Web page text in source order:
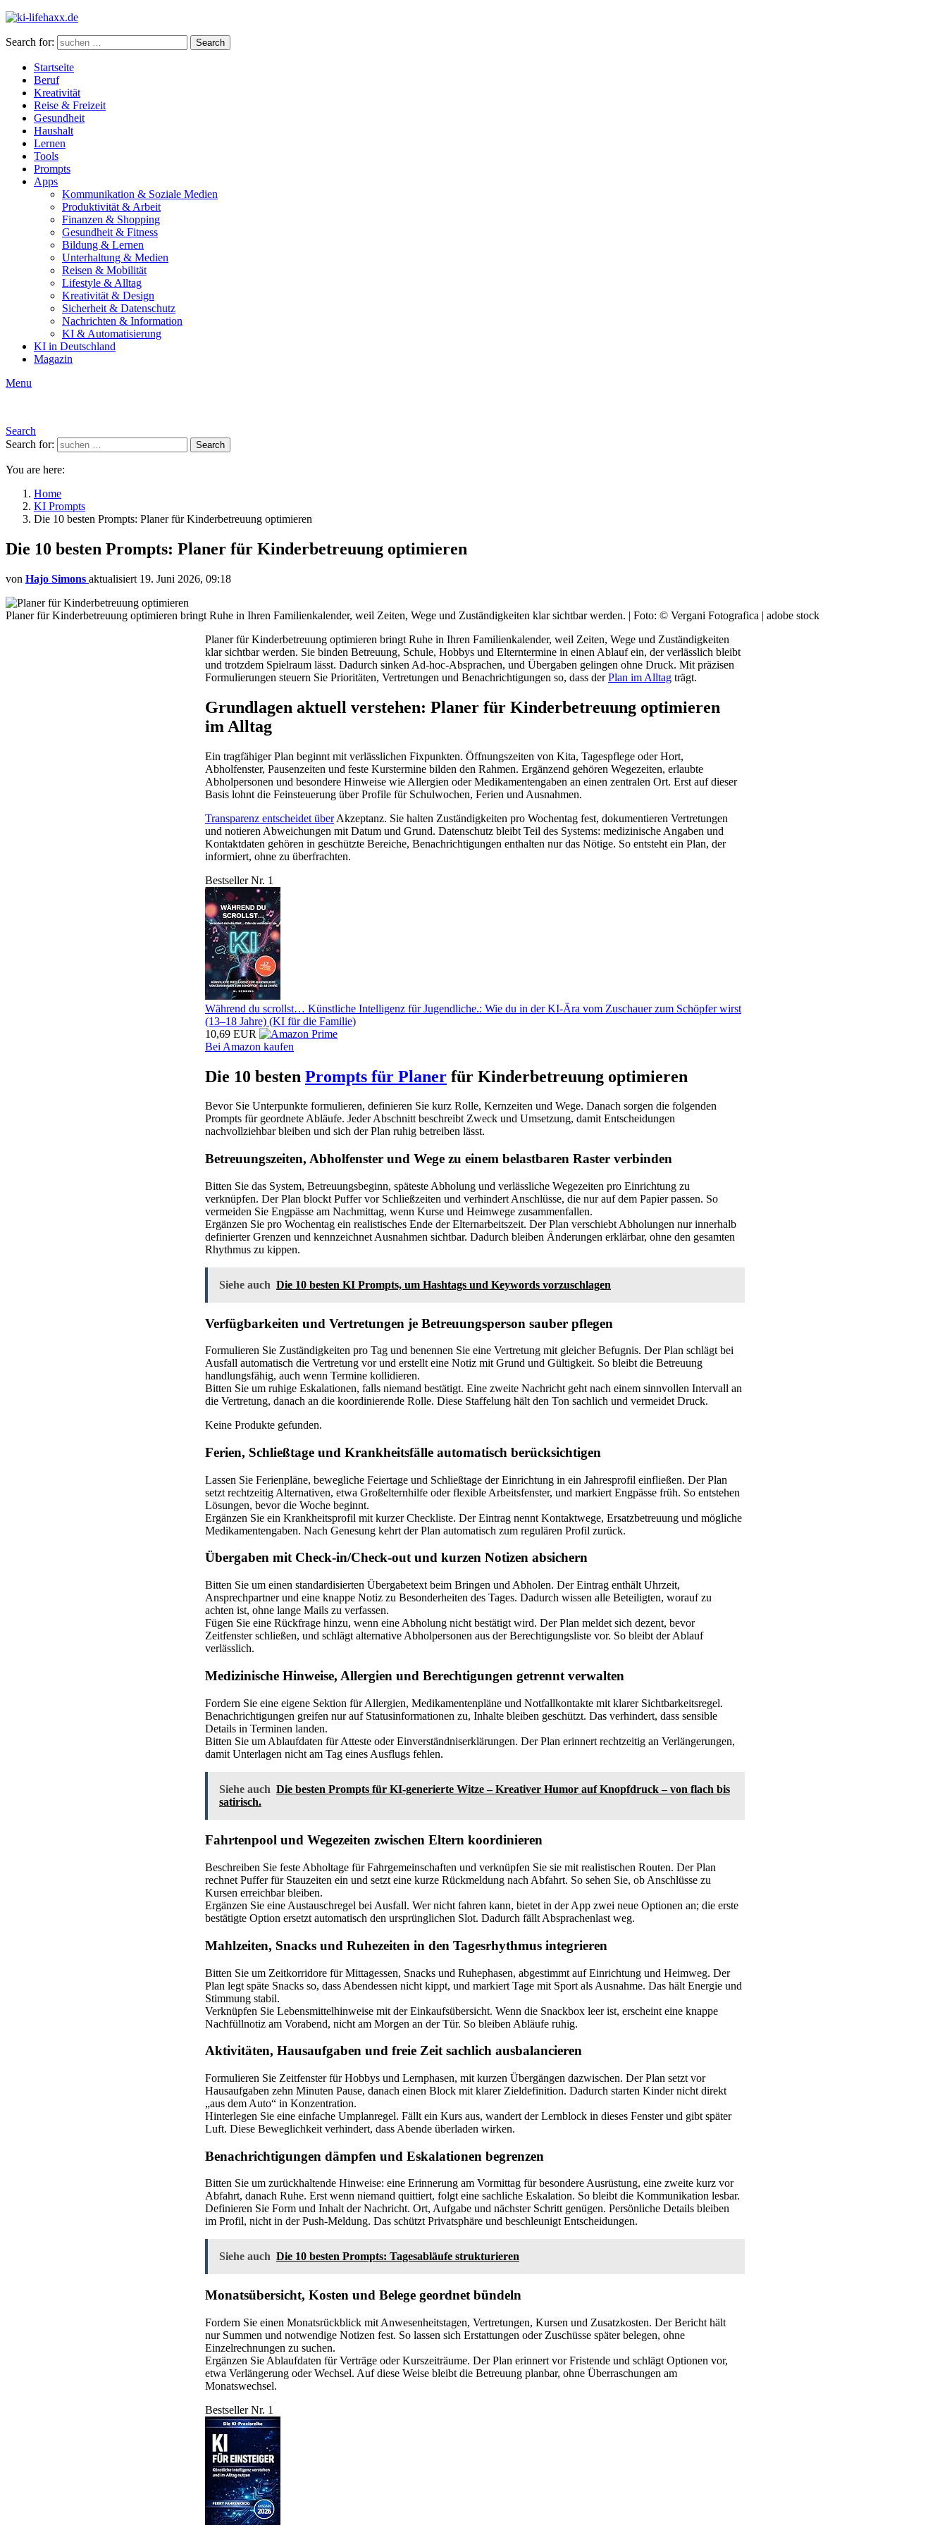
Search for: Search
Startseite
Beruf
Kreativität
Reise & Freizeit
Gesundheit
Haushalt
Lernen
Tools
Prompts
Apps
Kommunikation & Soziale Medien
Produktivität & Arbeit
Finanzen & Shopping
Gesundheit & Fitness
Bildung & Lernen
Unterhaltung & Medien
Reisen & Mobilität
Lifestyle & Alltag
Kreativität & Design
Sicherheit & Datenschutz
Nachrichten & Information
KI & Automatisierung
KI in Deutschland
Magazin
Menu
Search
Search for:
Search
You are here:
Home
KI Prompts
Die 10 besten Prompts: Planer für Kinderbetreuung optimieren
Die 10 besten Prompts: Planer für Kinderbetreuung optimieren
von Hajo Simons aktualisiert 19. Juni 2026, 09:18
Planer für Kinderbetreuung optimieren bringt Ruhe in Ihren Familienkalender, weil Zeiten, Wege und Zuständigkeiten klar sichtbar werden. | Foto: © Vergani Fotografica | adobe stock
Planer für Kinderbetreuung optimieren bringt Ruhe in Ihren Familienkalender, weil Zeiten, Wege und Zuständigkeiten
klar sichtbar werden. Sie binden Betreuung, Schule, Hobbys und Elterntermine in einen Ablauf ein, der verlässlich bleibt
und trotzdem Spielraum lässt. Dadurch sinken Ad-hoc-Absprachen, und Übergaben gelingen ohne Druck. Mit präzisen
Formulierungen steuern Sie Prioritäten, Vertretungen und Benachrichtigungen so, dass derPlan im Alltag trägt.
Grundlagen aktuell verstehen: Planer für Kinderbetreuung optimieren
im Alltag
Ein tragfähiger Plan beginnt mit verlässlichen Fixpunkten. Öffnungszeiten von Kita, Tagespflege oder Hort,
Abholfenster, Pausenzeiten und feste Kurstermine bilden den Rahmen. Ergänzend gehören Wegezeiten, erlaubte
Abholpersonen und besondere Hinweise wie Allergien oder Medikamentengaben an einen zentralen Ort. Erst auf dieser
Basis lohnt die Feinsteuerung über Profile für Schulwochen, Ferien und Ausnahmen.
Transparenz entscheidet überAkzeptanz. Sie halten Zuständigkeiten pro Wochentag fest, dokumentieren Vertretungen
und notieren Abweichungen mit Datum und Grund. Datenschutz bleibt Teil des Systems: medizinische Angaben und
Kontaktdaten gehören in geschützte Bereiche, Benachrichtigungen enthalten nur das Nötige. So entsteht ein Plan, der
informiert, ohne zu überfrachten.
Bestseller Nr. 1
Während du scrollst… Künstliche Intelligenz für Jugendliche.: Wie du in der KI-Ära vom Zuschauer zum Schöpfer wirst
(13–18 Jahre) (KI für die Familie)
10,69 EUR
Bei Amazon kaufen
Die 10 besten Prompts für Planer für Kinderbetreuung optimieren
Bevor Sie Unterpunkte formulieren, definieren Sie kurz Rolle, Kernzeiten und Wege. Danach sorgen die folgenden
Prompts für geordnete Abläufe. Jeder Abschnitt beschreibt Zweck und Umsetzung, damit Entscheidungen
nachvollziehbar bleiben und sich der Plan ruhig betreiben lässt.
Betreuungszeiten, Abholfenster und Wege zu einem belastbaren Raster verbinden
Bitten Sie das System, Betreuungsbeginn, späteste Abholung und verlässliche Wegezeiten pro Einrichtung zu
verknüpfen. Der Plan blockt Puffer vor Schließzeiten und verhindert Anschlüsse, die nur auf dem Papier passen. So
vermeiden Sie Engpässe am Nachmittag, wenn Kurse und Heimwege zusammenfallen.
Ergänzen Sie pro Wochentag ein realistisches Ende der Elternarbeitszeit. Der Plan verschiebt Abholungen nur innerhalb
definierter Grenzen und kennzeichnet Ausnahmen sichtbar. Dadurch bleiben Änderungen erklärbar, ohne den gesamten
Rhythmus zu kippen.
Siehe auch Die 10 besten KI Prompts, um Hashtags und Keywords vorzuschlagen
Verfügbarkeiten und Vertretungen je Betreuungsperson sauber pflegen
Formulieren Sie Zuständigkeiten pro Tag und benennen Sie eine Vertretung mit gleicher Befugnis. Der Plan schlägt bei
Ausfall automatisch die Vertretung vor und erstellt eine Notiz mit Grund und Gültigkeit. So bleibt die Betreuung
handlungsfähig, auch wenn Termine kollidieren.
Bitten Sie um ruhige Eskalationen, falls niemand bestätigt. Eine zweite Nachricht geht nach einem sinnvollen Intervall an
die Vertretung, danach an die koordinierende Rolle. Diese Staffelung hält den Ton sachlich und vermeidet Druck.
Keine Produkte gefunden.
Ferien, Schließtage und Krankheitsfälle automatisch berücksichtigen
Lassen Sie Ferienpläne, bewegliche Feiertage und Schließtage der Einrichtung in ein Jahresprofil einfließen. Der Plan
setzt rechtzeitig Alternativen, etwa Großelternhilfe oder flexible Arbeitsfenster, und markiert Engpässe früh. So entstehen
Lösungen, bevor die Woche beginnt.
Ergänzen Sie ein Krankheitsprofil mit kurzer Checkliste. Der Eintrag nennt Kontaktwege, Ersatzbetreuung und mögliche
Medikamentengaben. Nach Genesung kehrt der Plan automatisch zum regulären Profil zurück.
Übergaben mit Check-in/Check-out und kurzen Notizen absichern
Bitten Sie um einen standardisierten Übergabetext beim Bringen und Abholen. Der Eintrag enthält Uhrzeit,
Ansprechpartner und eine knappe Notiz zu Besonderheiten des Tages. Dadurch wissen alle Beteiligten, worauf zu
achten ist, ohne lange Mails zu verfassen.
Fügen Sie eine Rückfrage hinzu, wenn eine Abholung nicht bestätigt wird. Der Plan meldet sich dezent, bevor
Zeitfenster schließen, und schlägt alternative Abholpersonen aus der Berechtigungsliste vor. So bleibt der Ablauf
verlässlich.
Medizinische Hinweise, Allergien und Berechtigungen getrennt verwalten
Fordern Sie eine eigene Sektion für Allergien, Medikamentenpläne und Notfallkontakte mit klarer Sichtbarkeitsregel.
Benachrichtigungen greifen nur auf Statusinformationen zu, Inhalte bleiben geschützt. Das verhindert, dass sensible
Details in Terminen landen.
Bitten Sie um Ablaufdaten für Atteste oder Einverständniserklärungen. Der Plan erinnert rechtzeitig an Verlängerungen,
damit Unterlagen nicht am Tag eines Ausflugs fehlen.
Siehe auch Die besten Prompts für KI-generierte Witze – Kreativer Humor auf Knopfdruck – von flach bis
satirisch.
Fahrtenpool und Wegezeiten zwischen Eltern koordinieren
Beschreiben Sie feste Abholtage für Fahrgemeinschaften und verknüpfen Sie sie mit realistischen Routen. Der Plan
rechnet Puffer für Stauzeiten ein und setzt eine kurze Rückmeldung nach Abfahrt. So sehen Sie, ob Anschlüsse zu
Kursen erreichbar bleiben.
Ergänzen Sie eine Austauschregel bei Ausfall. Wer nicht fahren kann, bietet in der App zwei neue Optionen an; die erste
bestätigte Option ersetzt automatisch den ursprünglichen Slot. Dadurch fällt Absprachenlast weg.
Mahlzeiten, Snacks und Ruhezeiten in den Tagesrhythmus integrieren
Bitten Sie um Zeitkorridore für Mittagessen, Snacks und Ruhephasen, abgestimmt auf Einrichtung und Heimweg. Der
Plan legt späte Snacks so, dass Abendessen nicht kippt, und markiert Tage mit Sport als Ausnahme. Das hält Energie und
Stimmung stabil.
Verknüpfen Sie Lebensmittelhinweise mit der Einkaufsübersicht. Wenn die Snackbox leer ist, erscheint eine knappe
Nachfüllnotiz am Vorabend, nicht am Morgen an der Tür. So bleiben Abläufe ruhig.
Aktivitäten, Hausaufgaben und freie Zeit sachlich ausbalancieren
Formulieren Sie Zeitfenster für Hobbys und Lernphasen, mit kurzen Übergängen dazwischen. Der Plan setzt vor
Hausaufgaben zehn Minuten Pause, danach einen Block mit klarer Zieldefinition. Dadurch starten Kinder nicht direkt
„aus dem Auto“ in Konzentration.
Hinterlegen Sie eine einfache Umplanregel. Fällt ein Kurs aus, wandert der Lernblock in dieses Fenster und gibt später
Luft. Diese Beweglichkeit verhindert, dass Abende überladen wirken.
Benachrichtigungen dämpfen und Eskalationen begrenzen
Bitten Sie um zurückhaltende Hinweise: eine Erinnerung am Vormittag für besondere Ausrüstung, eine zweite kurz vor
Abfahrt, danach Ruhe. Erst wenn niemand quittiert, folgt eine sachliche Eskalation. So bleibt die Kommunikation lesbar.
Definieren Sie Form und Inhalt der Nachricht. Ort, Aufgabe und nächster Schritt genügen. Persönliche Details bleiben
im Profil, nicht in der Push-Meldung. Das schützt Privatsphäre und beschleunigt Entscheidungen.
Siehe auch Die 10 besten Prompts: Tagesabläufe strukturieren
Monatsübersicht, Kosten und Belege geordnet bündeln
Fordern Sie einen Monatsrückblick mit Anwesenheitstagen, Vertretungen, Kursen und Zusatzkosten. Der Bericht hält
nur Summen und notwendige Notizen fest. So lassen sich Erstattungen oder Zuschüsse später belegen, ohne
Einzelrechnungen zu suchen.
Ergänzen Sie Ablaufdaten für Verträge oder Kurszeiträume. Der Plan erinnert vor Fristende und schlägt Optionen vor,
etwa Verlängerung oder Wechsel. Auf diese Weise bleibt die Betreuung planbar, ohne Überraschungen am
Monatswechsel.
Bestseller Nr. 1